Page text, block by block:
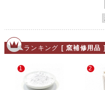
ランキング [ 窯補修用品 ]
1 2